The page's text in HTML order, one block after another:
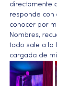
directamente
responde con
conocer por
Nombres,
todo sale a la
cargada de